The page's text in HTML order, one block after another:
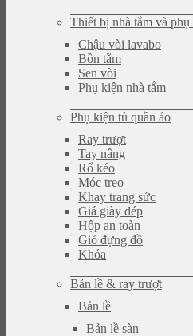
Thiết bị nhà tắm và phụ
Chậu vòi lavabo
Bồn tắm
Sen vòi
Phụ kiện nhà tắm
Phụ kiện tủ quần áo
Ray trượt
Tay nâng
Rổ kéo
Móc treo
Khay trang sức
Giá giày dép
Hộp an toàn
Giỏ đựng đồ
Khóa
Bản lề & ray trượt
Bản lề
Bản lề sàn